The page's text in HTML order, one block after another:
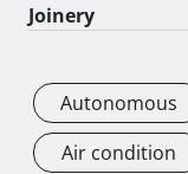
Joinery
Autonomous
Air condition